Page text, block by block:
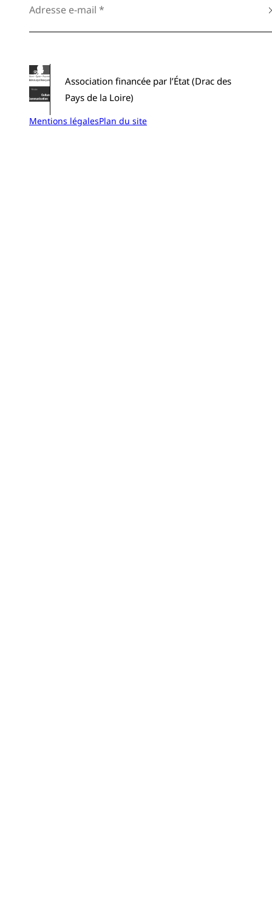
Association financée par l’État (Drac des
Pays de la Loire)
Mentions légalesPlan du site